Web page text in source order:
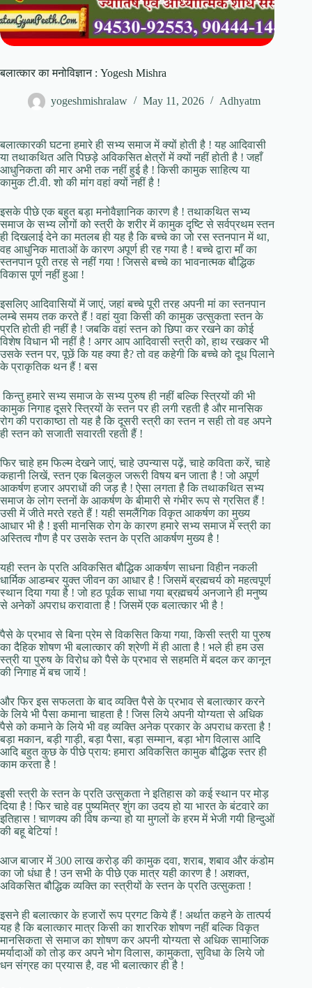
बलात्कार का मनोविज्ञान : Yogesh Mishra
yogeshmishralaw May 11, 2026 Adhyatm
बलात्कारकी घटना हमारे ही सभ्य समाज में क्यों होती है ! यह आदिवासी
या तथाकथित अति पिछड़े अविकसित क्षेत्रों में क्यों नहीं होती है ! जहाँ
आधुनिकता की मार अभी तक नहीं हुई है ! किसी कामुक साहित्य या
कामुक टी.वी. शो की मांग वहां क्यों नहीं है !
इसके पीछे एक बहुत बड़ा मनोवैज्ञानिक कारण है ! तथाकथित सभ्य
समाज के सभ्य लोगों को स्त्री के शरीर में कामुक दृष्टि से सर्वप्रथम स्तन
ही दिखलाई देने का मतलब ही यह है कि बच्चे का जो रस स्तनपान में था,
वह आधुनिक माताओं के कारण अपूर्ण ही रह गया है ! बच्चे द्वारा माँ का
स्तनपान पूरी तरह से नहीं गया ! जिससे बच्चे का भावनात्मक बौद्धिक
विकास पूर्ण नहीं हुआ !
इसलिए आदिवासियों में जाएं, जहां बच्चे पूरी तरह अपनी मां का स्तनपान
लम्बे समय तक करते हैं ! वहां युवा किसी की कामुक उत्सुकता स्तन के
प्रति होती ही नहीं है ! जबकि वहां स्तन को छिपा कर रखने का कोई
विशेष विधान भी नहीं है ! अगर आप आदिवासी स्त्री को, हाथ रखकर भी
उसके स्तन पर, पूछें कि यह क्या है? तो वह कहेगी कि बच्चे को दूध पिलाने
के प्राकृतिक थन हैं ! बस
किन्तु हमारे सभ्य समाज के सभ्य पुरुष ही नहीं बल्कि स्त्रियों की भी
कामुक निगाह दूसरे स्त्रियों के स्तन पर ही लगी रहती है और मानसिक
रोग की पराकाष्ठा तो यह है कि दूसरी स्त्री का स्तन न सही तो वह अपने
ही स्तन को सजाती सवारती रहती हैं !
फिर चाहे हम फिल्म देखने जाएं, चाहे उपन्यास पढ़ें, चाहे कविता करें, चाहे
कहानी लिखें, स्तन एक बिलकुल जरूरी विषय बन जाता है ! जो अपूर्ण
आकर्षण हजार अपराधों की जड़ है ! ऐसा लगता है कि तथाकथित सभ्य
समाज के लोग स्तनों के आकर्षण के बीमारी से गंभीर रूप से ग्रसित हैं !
उसी में जीते मरते रहते हैं ! यही समलैंगिक विकृत आकर्षण का मुख्य
आधार भी है ! इसी मानसिक रोग के कारण हमारे सभ्य समाज में स्त्री का
अस्तित्व गौण है पर उसके स्तन के प्रति आकर्षण मुख्य है !
यही स्तन के प्रति अविकसित बौद्धिक आकर्षण साधना विहीन नकली
धार्मिक आडम्बर युक्त जीवन का आधार है ! जिसमें ब्रह्मचर्य को महत्वपूर्ण
स्थान दिया गया है ! जो हठ पूर्वक साधा गया ब्रह्मचर्य अनजाने ही मनुष्य
से अनेकों अपराध करावाता है ! जिसमें एक बलात्कार भी है !
पैसे के प्रभाव से बिना प्रेम से विकसित किया गया, किसी स्त्री या पुरुष
का दैहिक शोषण भी बलात्कार की श्रेणी में ही आता है ! भले ही हम उस
स्त्री या पुरुष के विरोध को पैसे के प्रभाव से सहमति में बदल कर कानून
की निगाह में बच जायें !
और फिर इस सफलता के बाद व्यक्ति पैसे के प्रभाव से बलात्कार करने
के लिये भी पैसा कमाना चाहता है ! जिस लिये अपनी योग्यता से अधिक
पैसे को कमाने के लिये भी वह व्यक्ति अनेक प्रकार के अपराध करता है !
बड़ा मकान, बड़ी गाड़ी, बड़ा पैसा, बड़ा सम्मान, बड़ा भोग विलास आदि
आदि बहुत कुछ के पीछे प्राय: हमारा अविकसित कामुक बौद्धिक स्तर ही
काम करता है !
इसी स्त्री के स्तन के प्रति उत्सुकता ने इतिहास को कई स्थान पर मोड़
दिया है ! फिर चाहे वह पुष्यमित्र शुंग का उदय हो या भारत के बंटवारे का
इतिहास ! चाणक्य की विष कन्या हो या मुगलों के हरम में भेजी गयी हिन्दुओं
की बहू बेटियां !
आज बाजार में 300 लाख करोड़ की कामुक दवा, शराब, शबाव और कंडोम
का जो धंधा है ! उन सभी के पीछे एक मात्र यही कारण है ! अशक्त,
अविकसित बौद्धिक व्यक्ति का स्त्रीयों के स्तन के प्रति उत्सुकता !
इसने ही बलात्कार के हजारों रूप प्रगट किये हैं ! अर्थात कहने के तात्पर्य
यह है कि बलात्कार मात्र किसी का शाररिक शोषण नहीं बल्कि विकृत
मानसिकता से समाज का शोषण कर अपनी योग्यता से अधिक सामाजिक
मर्यादाओं को तोड़ कर अपने भोग विलास, कामुकता, सुविधा के लिये जो
धन संग्रह का प्रयास है, वह भी बलात्कार ही है !